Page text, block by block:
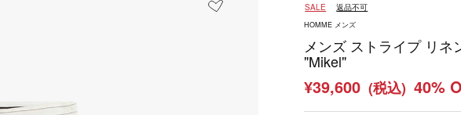
SALE 返品不可
HOMME メンズ
メンズ ストライプ リネ
"Mikel"
¥39,600 (税込) 40%